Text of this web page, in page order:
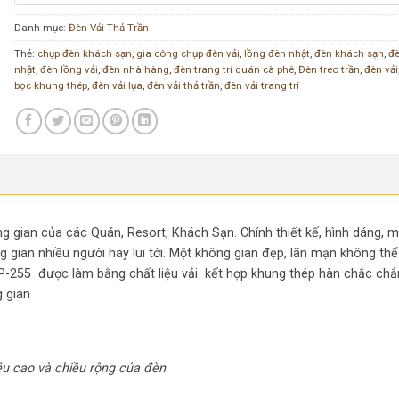
Danh mục:Đèn Vải Thả Trần
Thẻ: chụp đèn khách sạn gia công chụp đèn vải ,lồng đèn nhật ,đèn khách sạn ,
nhật ,đèn lồng vải ,đèn nhà hàng ,đèn trang trí quán cà phê ,Đèn treo trần ,đèn vải
bọc khung thép ,đèn vải lụa ,đèn vải thả trần ,đèn vải trang trí
của các Quán, Resort, Khách Sạn. Chính thiết kế, hình dáng,
nhiều người hay lui tới. Một không gian đẹp, lãn mạn không
255 được làm bằng chất liệu vải kết hợp khung thép hàn chắc
gian
cao và chiều rộng của đèn